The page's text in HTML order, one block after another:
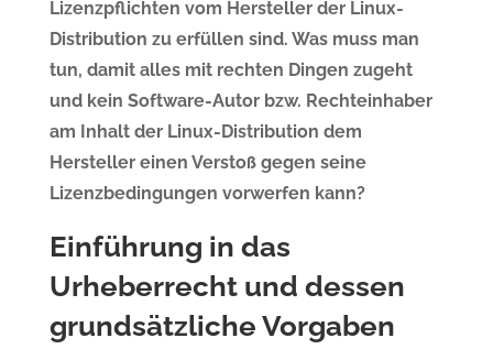
Lizenzpflichten vom Hersteller der Linux-
Distribution zu erfüllen sind. Was muss man
tun, damit alles mit rechten Dingen zugeht
und kein Software-Autor bzw. Rechteinhaber
am Inhalt der Linux-Distribution dem
Hersteller einen Verstoß gegen seine
Lizenzbedingungen vorwerfen kann?
Einführung in das
Urheberrecht und dessen
grundsätzliche Vorgaben